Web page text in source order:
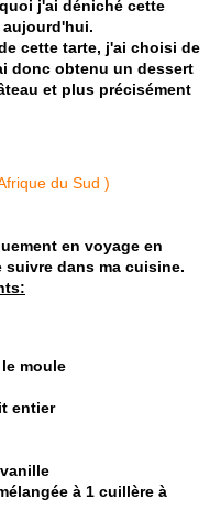
j'ai déniché cette
cette tarte, j'ai choisi de
donc obtenu un dessert
et plus précisément
en voyage en
dans ma cuisine.
moule
entier
à 1 cuillère à